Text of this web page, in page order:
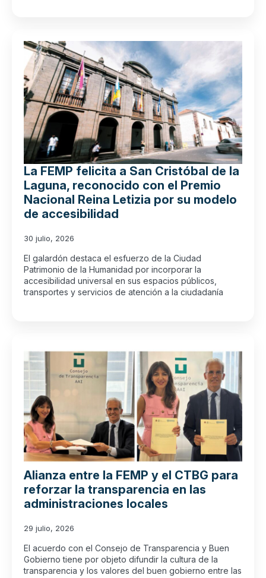
La FEMP felicita a San Cristóbal de la
Laguna, reconocido con el Premio
Nacional Reina Letizia por su modelo
de accesibilidad
30 julio, 2026
El galardón destaca el esfuerzo de la Ciudad
Patrimonio de la Humanidad por incorporar la
accesibilidad universal en sus espacios públicos,
transportes y servicios de atención a la ciudadanía
Alianza entre la FEMP y el CTBG para
reforzar la transparencia en las
administraciones locales
29 julio, 2026
El acuerdo con el Consejo de Transparencia y Buen
Gobierno tiene por objeto difundir la cultura de la
transparencia y los valores del buen gobierno entre las